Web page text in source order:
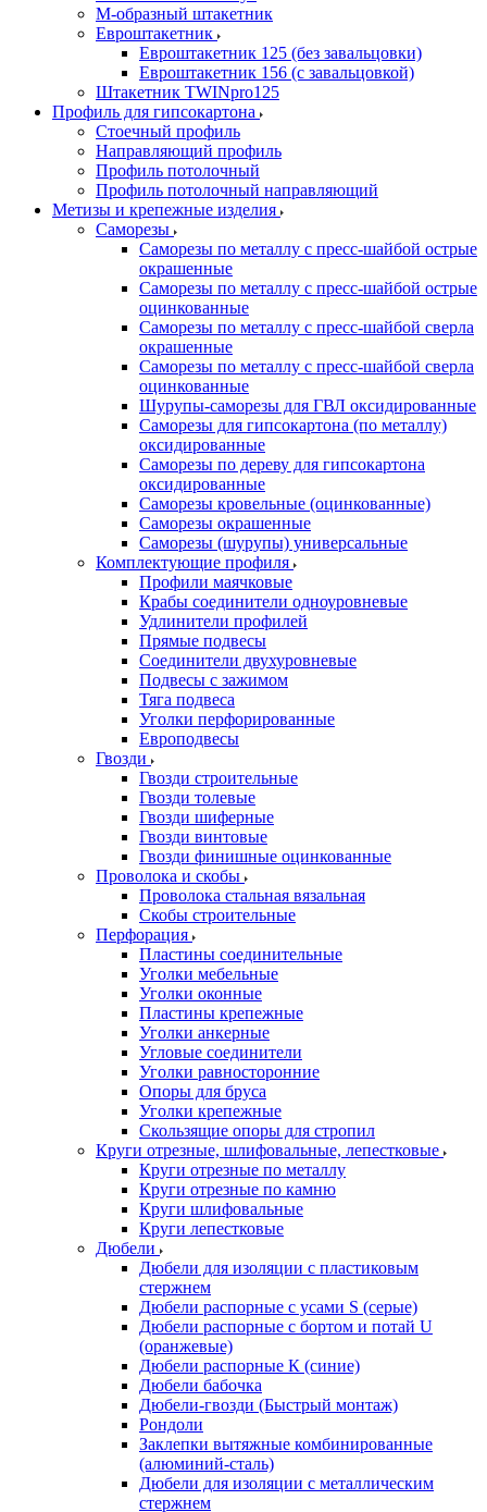
М-образный штакетник
Евроштакетник
Евроштакетник 125 (без завальцовки)
Евроштакетник 156 (с завальцовкой)
Штакетник TWINpro125
Профиль для гипсокартона
Стоечный профиль
Направляющий профиль
Профиль потолочный
Профиль потолочный направляющий
Метизы и крепежные изделия
Саморезы
Саморезы по металлу с пресс-шайбой острые
окрашенные
Саморезы по металлу с пресс-шайбой острые
оцинкованные
Саморезы по металлу с пресс-шайбой сверла
окрашенные
Саморезы по металлу с пресс-шайбой сверла
оцинкованные
Шурупы-саморезы для ГВЛ оксидированные
Саморезы для гипсокартона (по металлу)
оксидированные
Саморезы по дереву для гипсокартона
оксидированные
Саморезы кровельные (оцинкованные)
Саморезы окрашенные
Саморезы (шурупы) универсальные
Комплектующие профиля
Профили маячковые
Крабы соединители одноуровневые
Удлинители профилей
Прямые подвесы
Соединители двухуровневые
Подвесы с зажимом
Тяга подвеса
Уголки перфорированные
Европодвесы
Гвозди
Гвозди строительные
Гвозди толевые
Гвозди шиферные
Гвозди винтовые
Гвозди финишные оцинкованные
Проволока и скобы
Проволока стальная вязальная
Скобы строительные
Перфорация
Пластины соединительные
Уголки мебельные
Уголки оконные
Пластины крепежные
Уголки анкерные
Угловые соединители
Уголки равносторонние
Опоры для бруса
Уголки крепежные
Скользящие опоры для стропил
Круги отрезные, шлифовальные, лепестковые
Круги отрезные по металлу
Круги отрезные по камню
Круги шлифовальные
Круги лепестковые
Дюбели
Дюбели для изоляции с пластиковым
стержнем
Дюбели распорные с усами S (серые)
Дюбели распорные c бортом и потай U
(оранжевые)
Дюбели распорные К (синие)
Дюбели бабочка
Дюбели-гвозди (Быстрый монтаж)
Рондоли
Заклепки вытяжные комбинированные
(алюминий-сталь)
Дюбели для изоляции с металлическим
стержнем